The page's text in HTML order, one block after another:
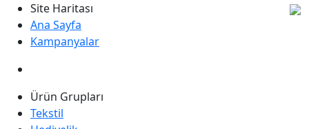
Site Haritası
Ana Sayfa
Kampanyalar
Ürün Grupları
Tekstil